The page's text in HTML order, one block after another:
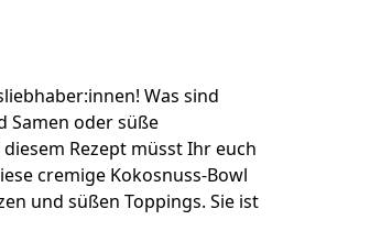
Was sind
Samen oder süße
Rezept müsst Ihr euch
cremige Kokosnuss-Bowl
und süßen Toppings. Sie ist